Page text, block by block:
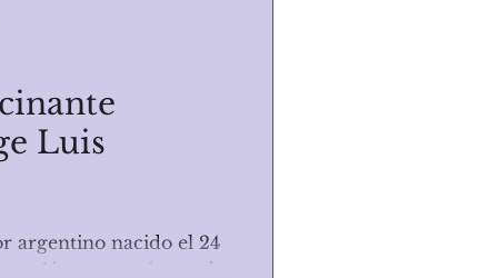
Luis
argentino nacido el 24
Aires, es un ícono de